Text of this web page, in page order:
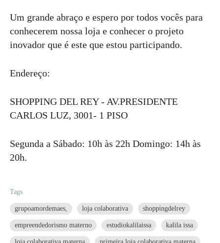
Um grande abraço e espero por todos vocês para
conhecerem nossa loja e conhecer o projeto
inovador que é este que estou participando.
Endereço:
SHOPPING DEL REY - AV.PRESIDENTE
CARLOS LUZ, 3001- 1 PISO
Segunda a Sábado: 10h às 22h Domingo: 14h às
20h.
Tags
grupoamordemaes, loja colaborativa shoppingdelrey
empreendedorismo materno estudiokalilaissa kalila issa